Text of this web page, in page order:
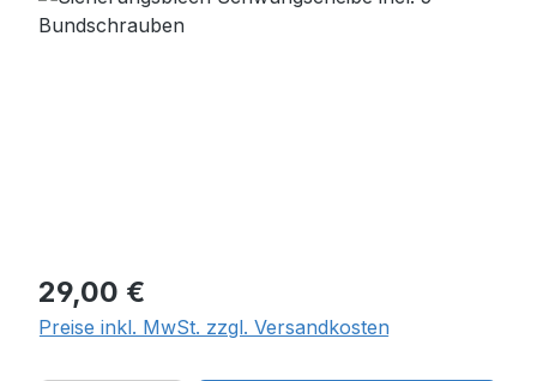
Regulärer Preis:
29,00 €
Preise inkl. MwSt. zzgl. Versandkosten